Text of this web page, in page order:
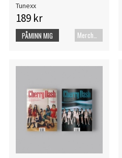
Tunexx
189 kr
PÅMINN MIG